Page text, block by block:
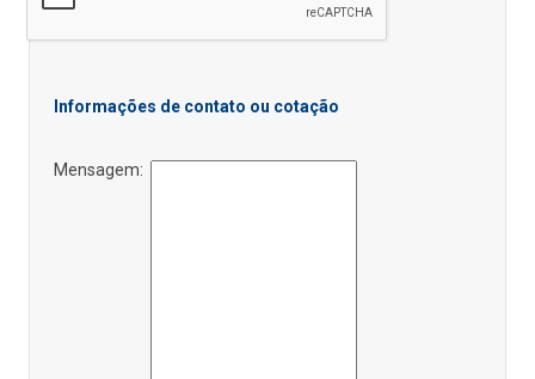
Informações de contato ou cotação
Mensagem: